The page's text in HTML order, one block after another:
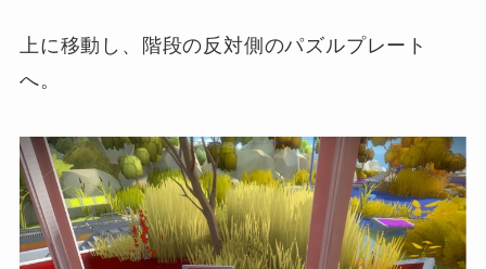
上に移動し、階段の反対側のパズルプレート
へ。